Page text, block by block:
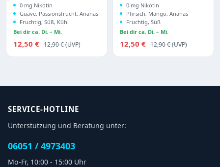
0 mg Nikotin
Guave, Passionsfrucht, Ananas
Fruchtig, Süß, Kühl
Bei dir ca. Di. – Mi.
Verkaufspreis:
12,50 € Regulärer Preis:
12,90 €
0 mg Nikotin
Pfirsich, Mango, Ananas
Fruchtig, Süß
Bei dir ca. Di. – Mi.
Verkaufspreis:
12,50 € Regulärer Preis:
12,90 €
SERVICE-HOTLINE
Unterstützung und Beratung unter:
06051 / 4973403
Mo-Fr, 10:00 - 15:00 Uhr